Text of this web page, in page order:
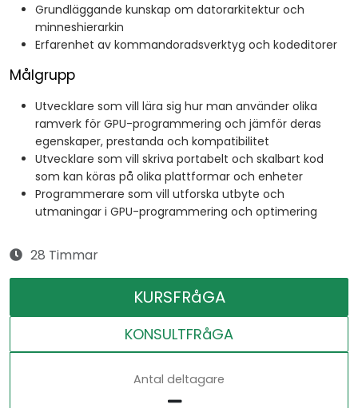
Grundläggande kunskap om datorarkitektur och
minneshierarkin
Erfarenhet av kommandoradsverktyg och kodeditorer
Målgrupp
Utvecklare som vill lära sig hur man använder olika
ramverk för GPU-programmering och jämför deras
egenskaper, prestanda och kompatibilitet
Utvecklare som vill skriva portabelt och skalbart kod
som kan köras på olika plattformar och enheter
Programmerare som vill utforska utbyte och
utmaningar i GPU-programmering och optimering
28 Timmar
KURSFRåGA
KONSULTFRåGA
Antal deltagare